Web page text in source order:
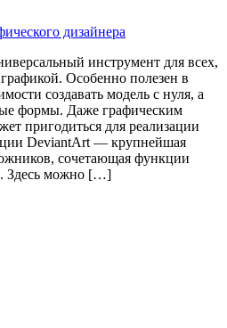
дизайнера
инструмент для всех,
Особенно полезен в
создавать модель с нуля, а
формы. Даже графическим
пригодиться для реализации
DeviantArt — крупнейшая
сочетающая функции
Здесь можно […]